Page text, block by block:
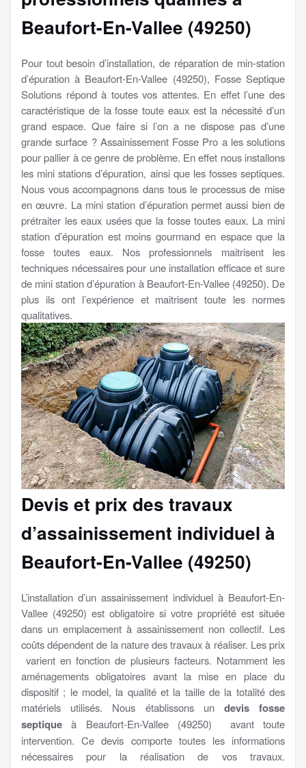
Beaufort-En-Vallee (49250)
Pour tout besoin d’installation, de réparation de min-station
d’épuration à Beaufort-En-Vallee (49250), Fosse Septique
Solutions répond à toutes vos attentes. En effet l’une des
caractéristique de la fosse toute eaux est la nécessité d’un
grand espace. Que faire si l’on a ne dispose pas d’une
grande surface ? Assainissement Fosse Pro a les solutions
pour pallier à ce genre de problème. En effet nous installons
les mini stations d’épuration, ainsi que les fosses septiques.
Nous vous accompagnons dans tous le processus de mise
en œuvre. La mini station d’épuration permet aussi bien de
prétraiter les eaux usées que la fosse toutes eaux. La mini
station d’épuration est moins gourmand en espace que la
fosse toutes eaux. Nos professionnels maitrisent les
techniques nécessaires pour une installation efficace et sure
de mini station d’épuration à Beaufort-En-Vallee (49250). De
plus ils ont l’expérience et maitrisent toute les normes
qualitatives.
Devis et prix des travaux
d’assainissement individuel à
Beaufort-En-Vallee (49250)
L’installation d’un assainissement individuel à Beaufort-En-
Vallee (49250) est obligatoire si votre propriété est située
dans un emplacement à assainissement non collectif. Les
coûts dépendent de la nature des travaux à réaliser. Les prix
varient en fonction de plusieurs facteurs. Notamment les
aménagements obligatoires avant la mise en place du
dispositif ; le model, la qualité et la taille de la totalité des
matériels utilisés. Nous établissons un devis fosse
septique à Beaufort-En-Vallee (49250) avant toute
intervention. Ce devis comporte toutes les informations
nécessaires pour la réalisation de vos travaux.